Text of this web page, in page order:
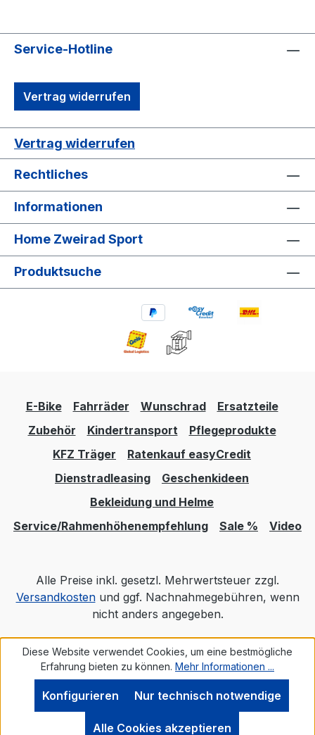
Service-Hotline
Vertrag widerrufen
Vertrag widerrufen
Rechtliches
Informationen
Home Zweirad Sport
Produktsuche
E-Bike Fahrräder Wunschrad
Ersatzteile
Zubehör
Kindertransport
Pflegeprodukte
KFZ Träger
Ratenkauf easyCredit
Dienstradleasing
Geschenkideen
Bekleidung und Helme
Service/Rahmenhöhenempfehlung
Sale % Video
Alle Preise inkl. gesetzl. Mehrwertsteuer zzgl.
Versandkostenund ggf. Nachnahmegebühren, wenn
nicht anders angegeben.
Realisiert mit Shopware
Diese Website verwendet Cookies, um eine bestmögliche
Erfahrung bieten zu können. Mehr Informationen ...
Nur technisch notwendige
Konfigurieren
Alle Cookies akzeptieren